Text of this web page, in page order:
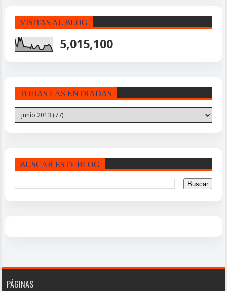
VISITAS AL BLOG
5,015,100
TODAS LAS ENTRADAS
BUSCAR ESTE BLOG
PÁGINAS